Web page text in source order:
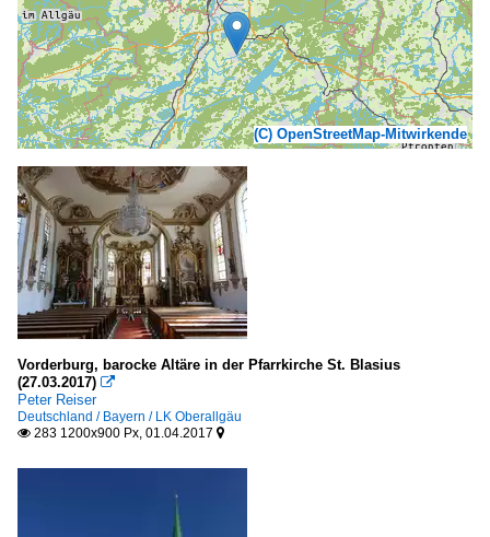
(C) OpenStreetMap-Mitwirkende
Vorderburg, barocke Altäre in der Pfarrkirche St. Blasius
(27.03.2017) 
Peter Reiser
Deutschland / Bayern / LK Oberallgäu
 283 1200x900 Px, 01.04.2017 